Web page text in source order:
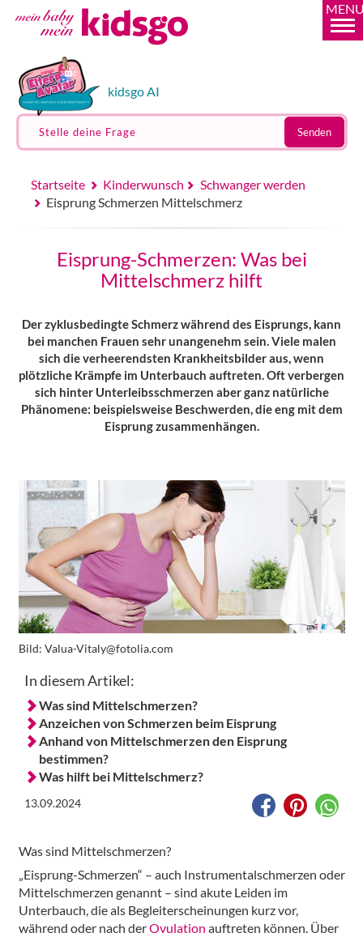
kidsgo AI
Stelle deine Frage Senden
Startseite Kinderwunsch
Schwanger werden
Eisprung Schmerzen Mittelschmerz
Eisprung-Schmerzen: Was bei
Mittelschmerz hilft
Der zyklusbedingte Schmerz während des Eisprungs, kann
bei manchen Frauen sehr unangenehm sein. Viele malen
sich die verheerendsten Krankheitsbilder aus, wenn
plötzliche Krämpfe im Unterbauch auftreten. Oft verbergen
sich hinter Unterleibsschmerzen aber ganz natürliche
Phänomene: beispielsweise Beschwerden, die eng mit dem
Eisprung zusammenhängen.
Bild: Valua-Vitaly@fotolia.com
In diesem Artikel:
Was sind Mittelschmerzen?
Anzeichen von Schmerzen beim Eisprung
Anhand von Mittelschmerzen den Eisprung
bestimmen?
Was hilft bei Mittelschmerz?
13.09.2024
Was sind Mittelschmerzen?
„Eisprung-Schmerzen“ – auch Instrumentalschmerzen oder
Mittelschmerzen genannt – sind akute Leiden im
Unterbauch, die als Begleiterscheinungen kurz vor,
während oder nach derOvulation auftreten können. Über